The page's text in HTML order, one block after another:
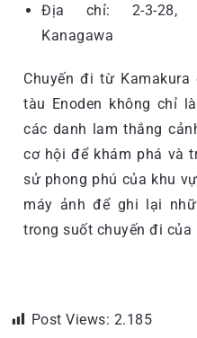
Địa chỉ: 2-3-28,
Kanagawa
Chuyến đi từ Kamakura
tàu Enoden không chỉ
các danh lam thắng
cơ hội để khám phá và
sử phong phú của khu
máy ảnh để ghi lại
trong suốt chuyến đi của
Post Views: 2.185